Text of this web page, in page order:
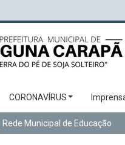
CORONAVÍRUS
Rede Municipal de Educação